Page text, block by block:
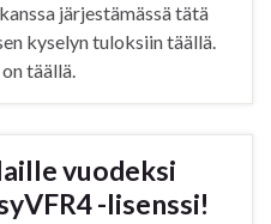
järjestämässä tätä
kyselyn tuloksiin täällä.
täällä.
vuodeksi
-lisenssi!